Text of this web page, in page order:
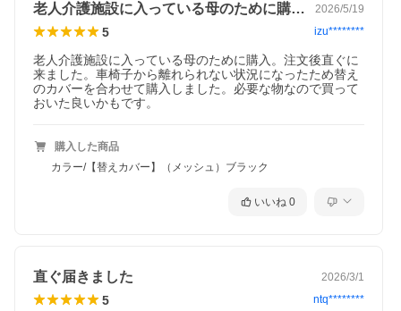
老人介護施設に入っている母のために購入… 2026/5/19
5 izu********
老人介護施設に入っている母のために購入。注文後直ぐに
来ました。車椅子から離れられない状況になったため替え
のカバーを合わせて購入しました。必要な物なので買って
おいた良いかもです。
購入した商品
カラー/【替えカバー】（メッシュ）ブラック
いいね 0
直ぐ届きました 2026/3/1
5 ntq********